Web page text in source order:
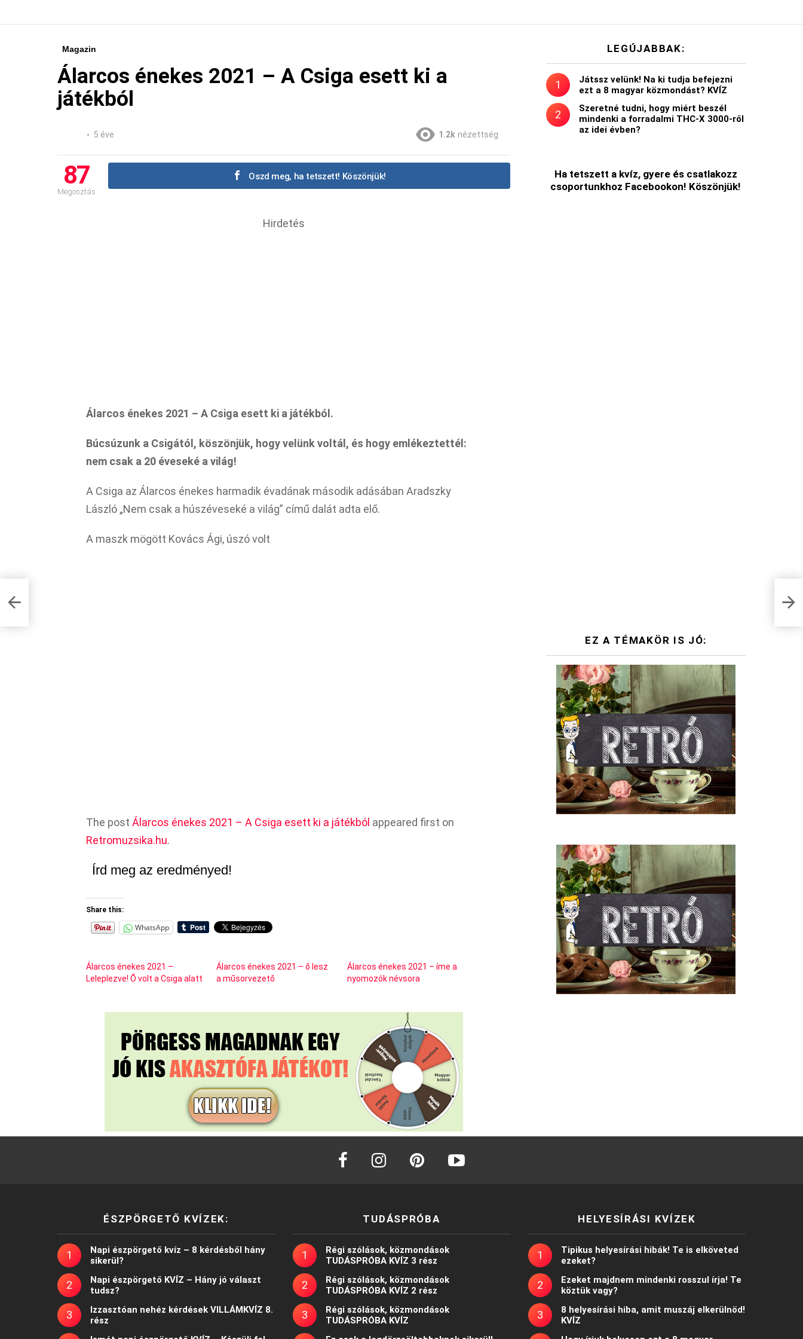
Magazin
Álarcos énekes 2021 – A Csiga esett ki a
játékból
5 éve 1.2k nézettség
87
Megosztás
Oszd meg, ha tetszett! Köszönjük!
Hirdetés
Álarcos énekes 2021 – A Csiga esett ki a játékból.
Búcsúzunk a Csigától, köszönjük, hogy velünk voltál, és hogy emlékeztettél:
nem csak a 20 éveseké a világ!
A Csiga az Álarcos énekes harmadik évadának második adásában Aradszky
László „Nem csak a húszéveseké a világ” című dalát adta elő.
A maszk mögött Kovács Ági, úszó volt
The post Álarcos énekes 2021 – A Csiga esett ki a játékból appeared first on
Retromuzsika.hu.
Írd meg az eredményed!
Share this:
WhatsApp
Álarcos énekes 2021 –
Leleplezve! Ő volt a Csiga alatt
Álarcos énekes 2021 – ő lesz
a műsorvezető
Álarcos énekes 2021 – íme a
nyomozók névsora
LEGÚJABBAK:
Játssz velünk! Na ki tudja befejezni
ezt a 8 magyar közmondást? KVÍZ
Szeretné tudni, hogy miért beszél
mindenki a forradalmi THC-X 3000-ről
az idei évben?
Ha tetszett a kvíz, gyere és csatlakozz
csoportunkhoz Facebookon! Köszönjük!
EZ A TÉMAKÖR IS JÓ:
facebook instagram
ÉSZPÖRGETŐ KVÍZEK:
Napi észpörgető kvíz – 8 kérdésből hány
sikerül?
Napi észpörgető KVÍZ – Hány jó választ
tudsz?
Izzasztóan nehéz kérdések VILLÁMKVÍZ 8.
rész
TUDÁSPRÓBA
Régi szólások, közmondások
TUDÁSPRÓBA KVÍZ 3 rész
Régi szólások, közmondások
TUDÁSPRÓBA KVÍZ 2 rész
Régi szólások, közmondások
TUDÁSPRÓBA KVÍZ
HELYESÍRÁSI KVÍZEK
Tipikus helyesírási hibák! Te is elköveted
ezeket?
Ezeket majdnem mindenki rosszul írja! Te
köztük vagy?
8 helyesírási hiba, amit muszáj elkerülnöd!
KVÍZ